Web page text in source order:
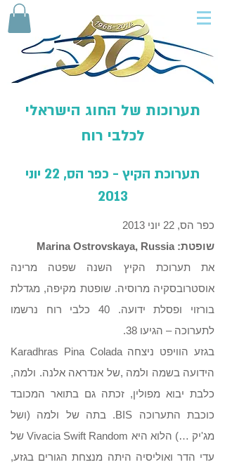
תערוכות של החוג הישראלי
לכלבי רוח
תערוכת הקיץ - כפר הס, 22 יוני
2013
כפר הס, 22 יוני 2013
שופטת: Marina Ostrovskaya, Russia
את תערוכת הקיץ השנה שפטה מרינה
אוסטרובסקיה מרוסיה. שופטת מקיפה, מגדלת
בורזוי ופסלת ידועה. 40 כלבי רוח נרשמו
לתערוכה – הגיעו 38.
בגזע הוויפט ניצחה Karadhras Pina Colada
הידועה בשמה ולמה ,של אנדראה אלנה. ולמה,
כלבת יבוא מפולין, זכתה גם בתואר המכובד
כוכבת התערוכה BIS. בתה של ולמה (ושל
מג'יק …) הלוא היא Vivacia Swift Random של
עדי הדר ואוליסיה היתה מנצחת הגורים בגזע,